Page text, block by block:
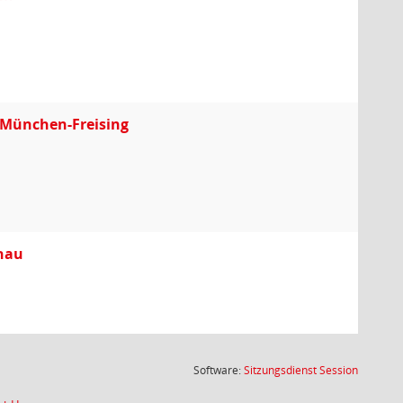
Freising
Software:SitzungsdienstSession(Wird in